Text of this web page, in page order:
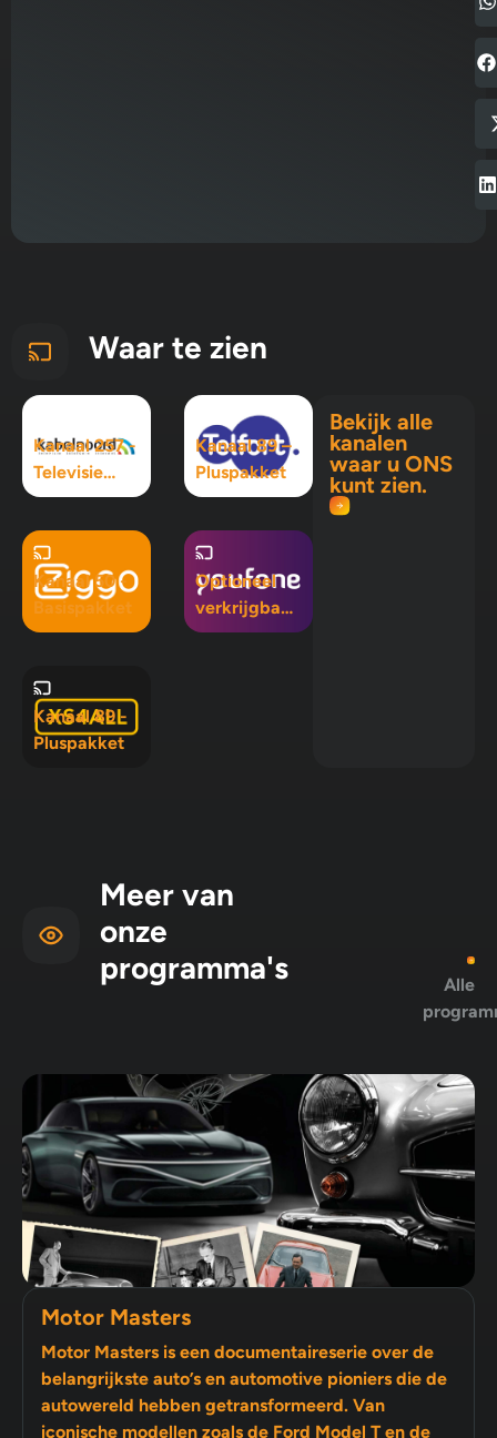
Waar te zien
Kanaal 257 -
Televisie
Maximaal
Kanaal 89 –
Pluspakket
Kanaal 50 -
Basispakket
Optioneel
verkrijgbaar
in Mix 5, Mix
Kanaal 89 -
Pluspakket
Bekijk alle
kanalen
waar u ONS
kunt zien.
Meer van
onze
programma's
Alle
Motor Masters
Motor Masters is een documentaireserie over de
belangrijkste auto’s en automotive pioniers die de
autowereld hebben getransformeerd. Van
iconische modellen zoals de Ford Model T en de